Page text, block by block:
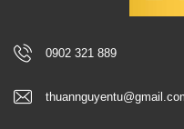
0902 321 889